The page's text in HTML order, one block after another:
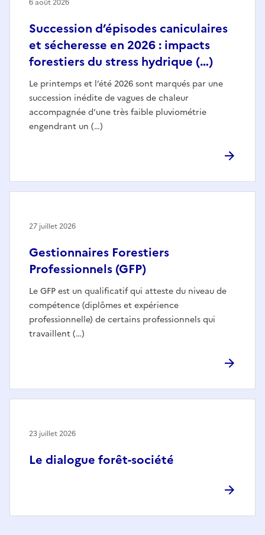
Succession d’épisodes caniculaires
et sécheresse en 2026 : impacts
forestiers du stress hydrique (…)
Le printemps et l’été 2026 sont marqués par une
succession inédite de vagues de chaleur
accompagnée d’une très faible pluviométrie
engendrant un (…)
6 août 2026
Gestionnaires Forestiers
Professionnels (GFP)
Le GFP est un qualificatif qui atteste du niveau de
compétence (diplômes et expérience
professionnelle) de certains professionnels qui
travaillent (…)
27 juillet 2026
Le dialogue forêt-société
23 juillet 2026